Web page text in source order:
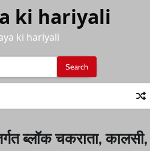
ki hariyali
ki hariyali
ब्लॉक चकराता, कालसी,